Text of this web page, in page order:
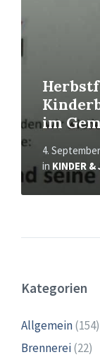
im
4.
in KINDER &
Kategorien
Allgemein(154)
Brennerei(22)